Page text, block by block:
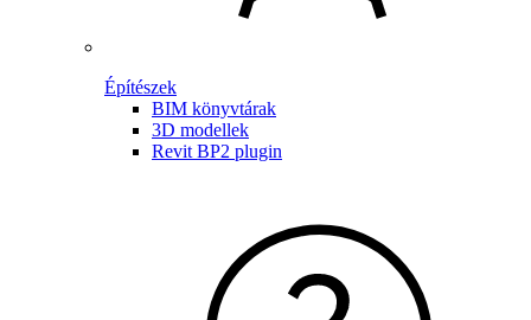
Építészek
BIM könyvtárak
3D modellek
Revit BP2 plugin